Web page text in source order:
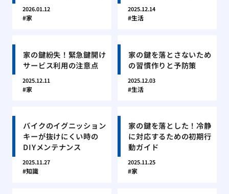
2026.01.12
家
2025.12.14
生活
家の鍵紛失！緊急鍵開け
サービス利用の注意点
2025.12.11
家
家の鍵を落とさないため
の習慣作りと予防策
2025.12.03
生活
バイクのイグニッション
キーが抜けにくい時の
DIYメンテナンス
2025.11.27
知識
家の鍵を落とした！冷静
に対応するための初期行
動ガイド
2025.11.25
家